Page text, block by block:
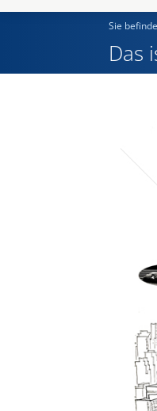
Einst
Sie
Das